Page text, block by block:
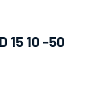
15 10 -50